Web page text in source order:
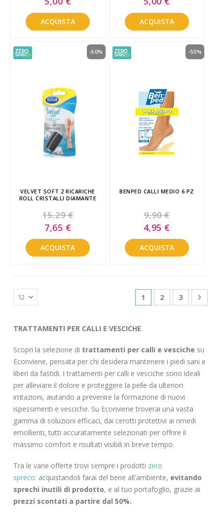
Price
ACQUISTA
Price
ACQUISTA
VELVET SOFT 2 RICARICHE
ROLL CRISTALLI DIAMANTE
15,29 €
-50%
Special
Price
7,65 €
ACQUISTA
BENPED CALLI MEDIO 6 PZ
9,90 €
-50%
Special
Price
4,95 €
ACQUISTA
Pagina
Attualmente stai
1 Pagina
2 Pagina
3
TRATTAMENTI PER CALLI E VESCICHE
Scopri la selezione di trattamenti per calli e vesciche su
Econviene, pensata per chi desidera mantenere i piedi sani e
liberi da fastidi. I trattamenti per calli e vesciche sono ideali
per alleviare il dolore e proteggere la pelle da ulteriori
irritazioni, aiutando a prevenire la formazione di nuovi
ispessimenti e vesciche. Su Econviene troverai una vasta
gamma di soluzioni efficaci, dai cerotti protettivi ai rimedi
emollienti, tutti accuratamente selezionati per offrire il
massimo comfort e risultati visibili in breve tempo.
Tra le varie offerte trovi sempre i prodotti zero
spreco: acquistandoli farai del bene all'ambiente, evitando
sprechi inutili di prodotto, e al tuo portafoglio, grazie ai
prezzi scontati a partire dal 50%.